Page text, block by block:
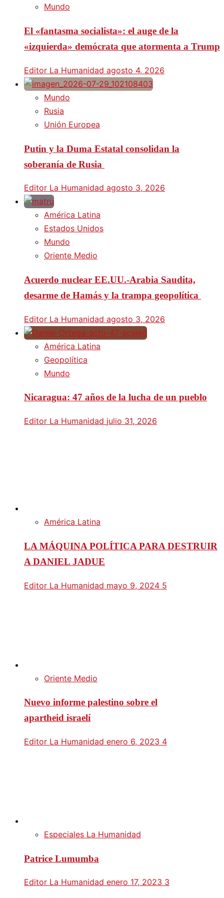
Mundo
El «fantasma socialista»: el auge de la
«izquierda» demócrata que atormenta a Trump
Editor La Humanidad agosto 4, 2026
Mundo
Rusia
Unión Europea
Putin y la Duma Estatal consolidan la
soberanía de Rusia
Editor La Humanidad agosto 3, 2026
América Latina
Estados Unidos
Mundo
Oriente Medio
Acuerdo nuclear EE.UU.-Arabia Saudita,
desarme de Hamás y la trampa geopolítica
Editor La Humanidad agosto 3, 2026
América Latina
Geopolítica
Mundo
Nicaragua: 47 años de la lucha de un pueblo
Editor La Humanidad julio 31, 2026
América Latina
LA MÁQUINA POLÍTICA PARA DESTRUIR
A DANIEL JADUE
Editor La Humanidad mayo 9, 2024 5
Oriente Medio
Nuevo informe palestino sobre el
apartheid israelí
Editor La Humanidad enero 6, 2023 4
Especiales La Humanidad
Patrice Lumumba
Editor La Humanidad enero 17, 2023 3